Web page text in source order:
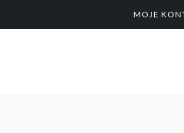
MOJE
Koszyk